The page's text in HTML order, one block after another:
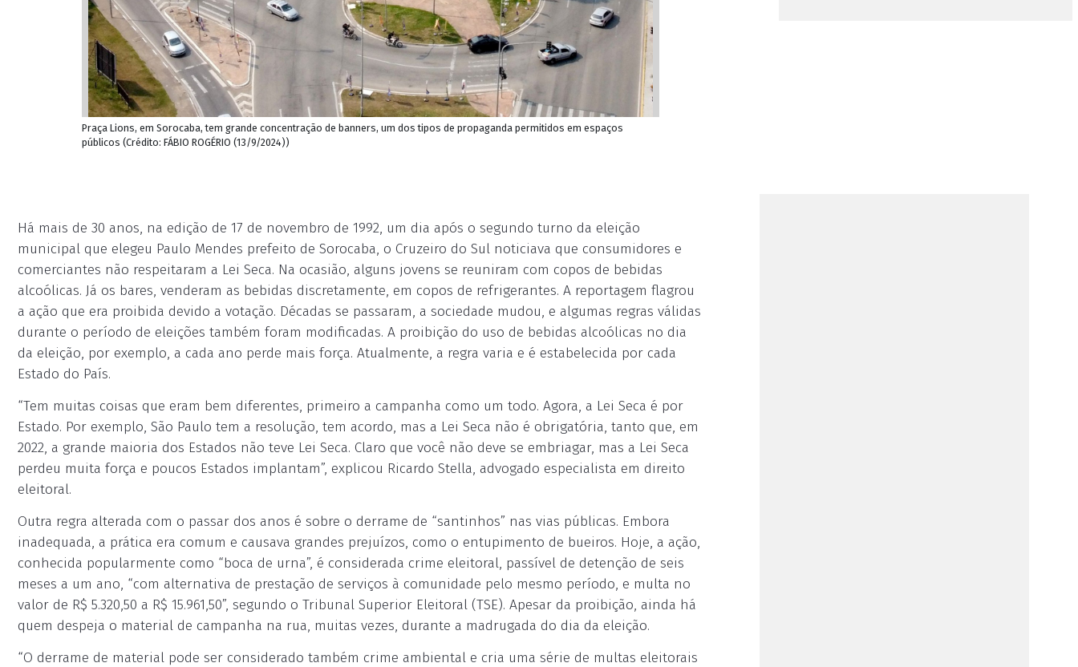
Praça Lions, em Sorocaba, tem grande concentração de banners, um dos tipos de propaganda permitidos em espaços
públicos (Crédito: FÁBIO ROGÉRIO (13/9/2024))
Há mais de 30 anos, na edição de 17 de novembro de 1992, um dia após o segundo turno da eleição
municipal que elegeu Paulo Mendes prefeito de Sorocaba, o Cruzeiro do Sul noticiava que consumidores e
comerciantes não respeitaram a Lei Seca. Na ocasião, alguns jovens se reuniram com copos de bebidas
alcoólicas. Já os bares, venderam as bebidas discretamente, em copos de refrigerantes. A reportagem flagrou
a ação que era proibida devido a votação. Décadas se passaram, a sociedade mudou, e algumas regras válidas
durante o período de eleições também foram modificadas. A proibição do uso de bebidas alcoólicas no dia
da eleição, por exemplo, a cada ano perde mais força. Atualmente, a regra varia e é estabelecida por cada
Estado do País.
“Tem muitas coisas que eram bem diferentes, primeiro a campanha como um todo. Agora, a Lei Seca é por
Estado. Por exemplo, São Paulo tem a resolução, tem acordo, mas a Lei Seca não é obrigatória, tanto que, em
2022, a grande maioria dos Estados não teve Lei Seca. Claro que você não deve se embriagar, mas a Lei Seca
perdeu muita força e poucos Estados implantam”, explicou Ricardo Stella, advogado especialista em direito
eleitoral.
Outra regra alterada com o passar dos anos é sobre o derrame de “santinhos” nas vias públicas. Embora
inadequada, a prática era comum e causava grandes prejuízos, como o entupimento de bueiros. Hoje, a ação,
conhecida popularmente como “boca de urna”, é considerada crime eleitoral, passível de detenção de seis
meses a um ano, “com alternativa de prestação de serviços à comunidade pelo mesmo período, e multa no
valor de R$ 5.320,50 a R$ 15.961,50”, segundo o Tribunal Superior Eleitoral (TSE). Apesar da proibição, ainda há
quem despeja o material de campanha na rua, muitas vezes, durante a madrugada do dia da eleição.
“O derrame de material pode ser considerado também crime ambiental e cria uma série de multas eleitorais